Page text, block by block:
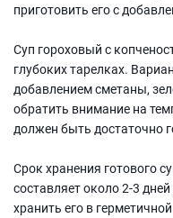
приготовить его с
Суп гороховый с
глубоких тарелках.
добавлением сметаны,
обратить внимание на
должен быть достаточно
Срок хранения готового
составляет около 2-3
хранить его в